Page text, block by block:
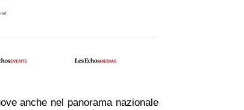
anche nel pano­rama nazio­nale